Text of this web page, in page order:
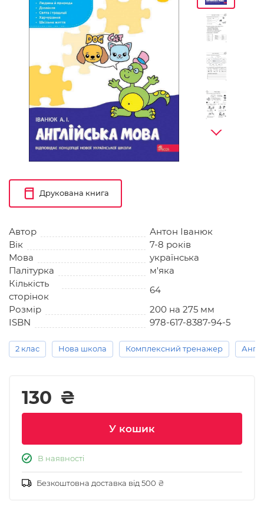
Друкована книга
Автор
Антон Іванюк
Вік
7-8 років
Мова
українська
Палітурка
м'яка
Кількість
сторінок
64
Розмір
200 на 275 мм
ISBN
978-617-8387-94-5
2 клас Нова школа Комплексний тренажер
130 ₴
У кошик
В наявності
Безкоштовна доставка від 500 ₴